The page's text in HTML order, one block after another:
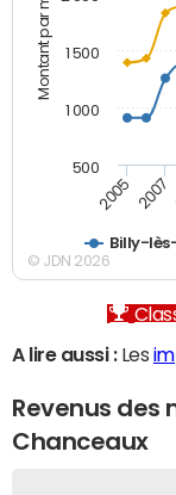
Billy-
2005 2007
500
1 000
1 500
© JDN 2026
A lire aussi :Les
Revenus des
Chanceaux